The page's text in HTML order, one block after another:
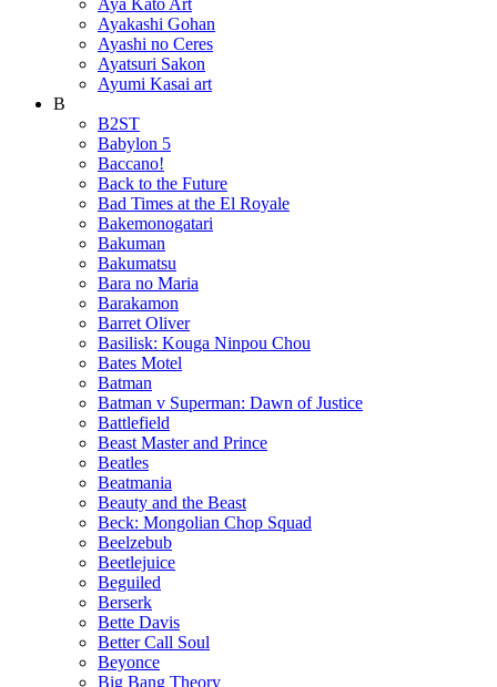
Ayakashi Gohan
Ayashi no Ceres
Ayatsuri Sakon
Ayumi Kasai art
B
B2ST
Babylon 5
Baccano!
Back to the Future
Bad Times at the El Royale
Bakemonogatari
Bakuman
Bakumatsu
Bara no Maria
Barakamon
Barret Oliver
Basilisk: Kouga Ninpou Chou
Bates Motel
Batman
Batman v Superman: Dawn of Justice
Battlefield
Beast Master and Prince
Beatles
Beatmania
Beauty and the Beast
Beck: Mongolian Chop Squad
Beelzebub
Beetlejuice
Beguiled
Berserk
Bette Davis
Better Call Soul
Beyonce
Big Bang Theory